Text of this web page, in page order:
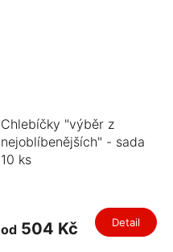
Chlebíčky "výběr z
nejoblíbenějších" - sada
10 ks
od 504 Kč Detail